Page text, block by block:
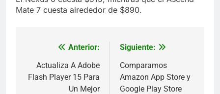
Mate 7 cuesta alrededor de $890.
Navegación
de
entradas
Anterior:
Actualiza A Adobe
Flash Player 15 Para
Un Mejor
Siguiente:
Comparamos
Amazon App Store y
Google Play Store